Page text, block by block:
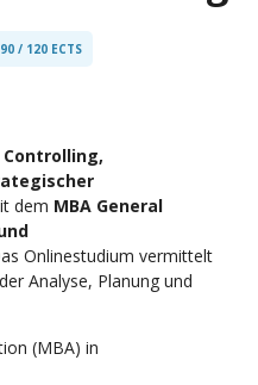
90 / 120 ECTS
Controlling,
dem MBA General
Onlinestudium vermittelt
Analyse, Planung und
(MBA) in